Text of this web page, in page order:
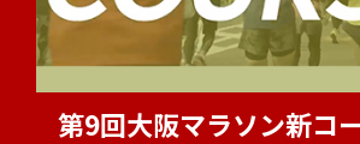
第9回大阪マラソン新コ